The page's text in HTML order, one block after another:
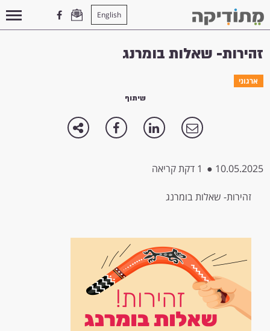
English
עמוד הבית> ארגוני> זהירות- שאלות בומרנג
זהירות- שאלות בומרנג
ארגוני
שיתוף
10.05.2025
● 1 דקת קריאה
זהירות- שאלות בומרנג